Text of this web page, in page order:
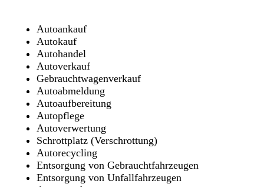
Autoankauf
Autokauf
Autohandel
Autoverkauf
Gebrauchtwagenverkauf
Autoabmeldung
Autoaufbereitung
Autopflege
Autoverwertung
Schrottplatz (Verschrottung)
Autorecycling
Entsorgung von Gebrauchtfahrzeugen
Entsorgung von Unfallfahrzeugen